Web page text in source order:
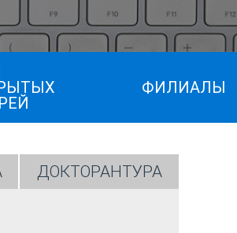
ФИЛИАЛЫ
ДОКТОРАНТУРА